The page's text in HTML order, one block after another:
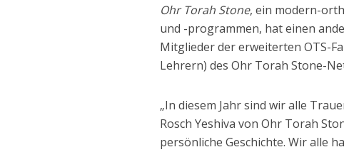
Ohr Torah Stone, ein modern-
und -programmen, hat einen
Mitglieder der erweiterten OTS-
Lehrern) des Ohr Torah Stone-
„In diesem Jahr sind wir alle
Rosch Yeshiva von Ohr Torah
persönliche Geschichte. Wir alle